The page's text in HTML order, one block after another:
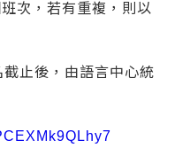
次，若有重複，則以
止後，由語言中心統